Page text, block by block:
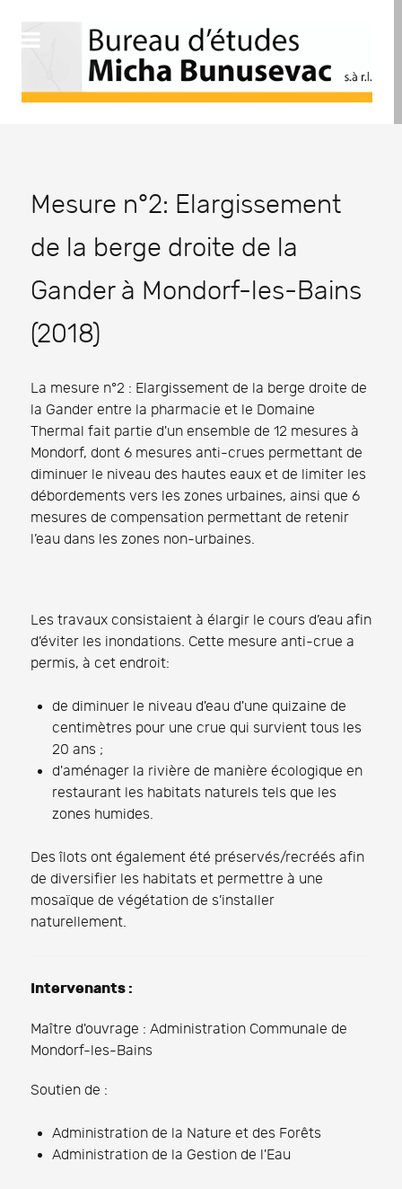
Mesure n°2: Elargissement
de la berge droite de la
Gander à Mondorf-les-Bains
(2018)
La mesure n°2 : Elargissement de la berge droite de
la Gander entre la pharmacie et le Domaine
Thermal fait partie d'un ensemble de 12 mesures à
Mondorf, dont 6 mesures anti-crues permettant de
diminuer le niveau des hautes eaux et de limiter les
débordements vers les zones urbaines, ainsi que 6
mesures de compensation permettant de retenir
l’eau dans les zones non-urbaines.
Les travaux consistaient à élargir le cours d’eau afin
d’éviter les inondations. Cette mesure anti-crue a
permis, à cet endroit:
de diminuer le niveau d'eau d'une quizaine de
centimètres pour une crue qui survient tous les
20 ans ;
d'aménager la rivière de manière écologique en
restaurant les habitats naturels tels que les
zones humides.
Des îlots ont également été préservés/recréés afin
de diversifier les habitats et permettre à une
mosaïque de végétation de s’installer
naturellement.
Intervenants :
Maître d'ouvrage : Administration Communale de
Mondorf-les-Bains
Soutien de :
Administration de la Nature et des Forêts
Administration de la Gestion de l'Eau